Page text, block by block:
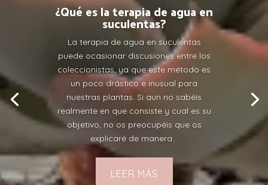
¿Qué es la terapia de agua en
suculentas?
La terapia de agua en suculentas
puede ocasionar discusiones entre los
coleccionistas, ya que este método es
un poco drástico e inusual para
nuestras plantas. Si aun no sabéis
realmente en que consiste y cual es su
objetivo, no os preocupéis que os
explicaré de manera...
LEER MÁS